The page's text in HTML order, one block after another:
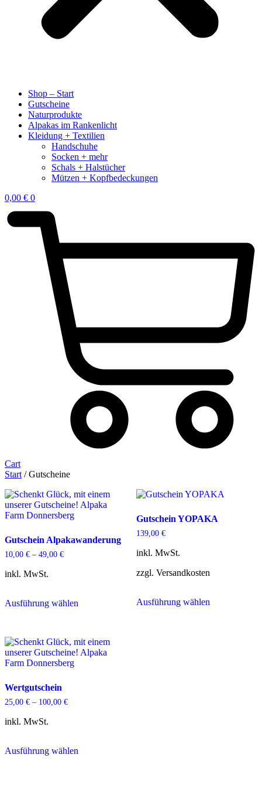
Shop – Start
Gutscheine
Naturprodukte
Alpakas im Rankenlicht
Kleidung + Textilien
Handschuhe
Socken + mehr
Schals + Halstücher
Mützen + Kopfbedeckungen
0,00 € 0
Cart
Start / Gutscheine
Gutschein Alpakawanderung
10,00 € – 49,00 €
inkl. MwSt.
Ausführung wählen
mehrere
Varianten
auf.
Optionen
können
auf
der
werden
Gutschein YOPAKA
139,00 €
inkl. MwSt.
zzgl. Versandkosten
Ausführung wählen
Wertgutschein
25,00 € – 100,00 €
inkl. MwSt.
Ausführung wählen